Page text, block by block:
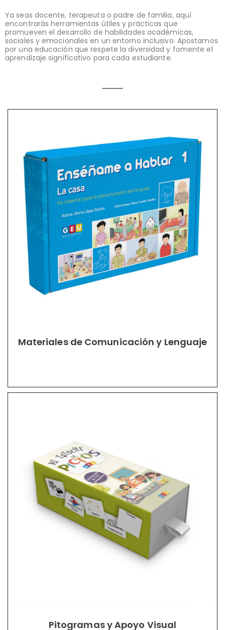
Ya seas docente, terapeuta o padre de familia, aquí
encontrarás herramientas útiles y prácticas que
promueven el desarrollo de habilidades académicas,
sociales y emocionales en un entorno inclusivo. Apostamos
por una educación que respete la diversidad y fomente el
aprendizaje significativo para cada estudiante.
Materiales de Comunicación y Lenguaje
Pitogramas y Apoyo Visual